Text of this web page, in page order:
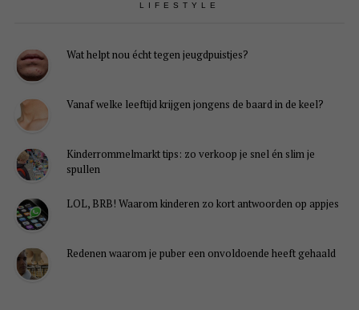
LIFESTYLE
Wat helpt nou écht tegen jeugdpuistjes?
Vanaf welke leeftijd krijgen jongens de baard in de keel?
Kinderrommelmarkt tips: zo verkoop je snel én slim je
spullen
LOL, BRB! Waarom kinderen zo kort antwoorden op appjes
Redenen waarom je puber een onvoldoende heeft gehaald